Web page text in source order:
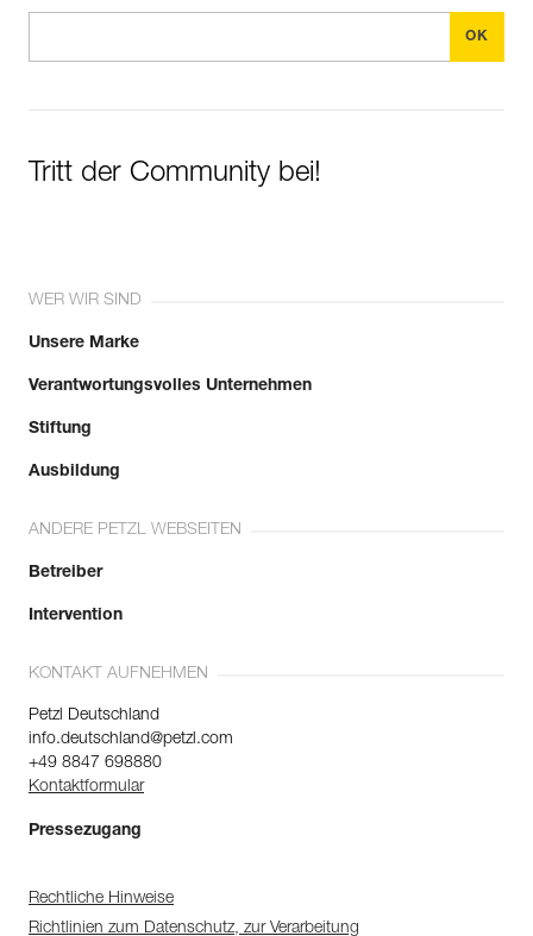
Tritt der Community bei!
WER WIR SIND
Unsere Marke
Verantwortungsvolles Unternehmen
Stiftung
Ausbildung
ANDERE PETZL WEBSEITEN
Betreiber
Intervention
KONTAKT AUFNEHMEN
Petzl Deutschland
info.deutschland@petzl.com
+49 8847 698880
Kontaktformular
Pressezugang
Rechtliche Hinweise
Richtlinien zum Datenschutz, zur Verarbeitung